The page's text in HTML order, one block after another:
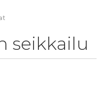
seikkailu